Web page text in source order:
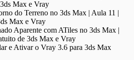
Max e Vray
do Terreno no 3ds Max | Aula 11 |
Max e Vray
Aparente com ATiles no 3ds Max |
de 3ds Max e Vray
e Ativar o Vray 3.6 para 3ds Max